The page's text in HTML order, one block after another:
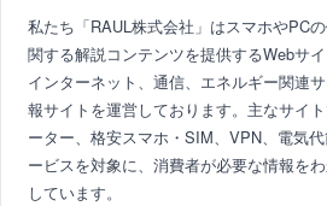
私たち「RAUL株式会社」はスマホやPC
関する解説コンテンツを提供するWebサイ
インターネット、通信、エネルギー関連
報サイトを運営しております。主なサイ
ーター、格安スマホ・SIM、VPN、電気
ービスを対象に、消費者が必要な情報を
しています。